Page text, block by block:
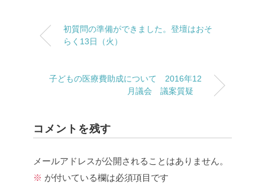
初質問の準備ができました。登壇はおそ
らく13日（火）
子どもの医療費助成について 2016年12
月議会 議案質疑
コメントを残す
メールアドレスが公開されることはありません。
※ が付いている欄は必須項目です